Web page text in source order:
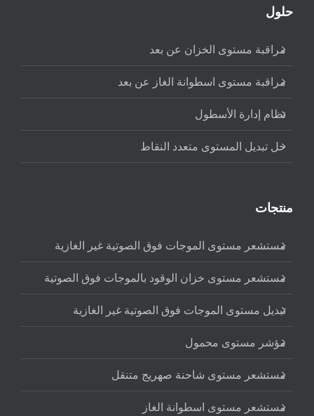
حلول
مراقبة مستوى الخزان عن بعد
مراقبة مستوى اسطوانة الغاز عن بعد
نظام إدارة الأسطول
حل تبديل المستوى متعدد النقاط
منتجات
مستشعر مستوى الموجات فوق الصوتية غير الغازية
مستشعر مستوى خزان الوقود بالموجات فوق الصوتية
تبديل مستوى الموجات فوق الصوتية غير الغازية
مؤشر مستوى محمول
مستشعر مستوى شاحنة صهريج متنقل
مستشعر مستوى اسطوانة الغاز